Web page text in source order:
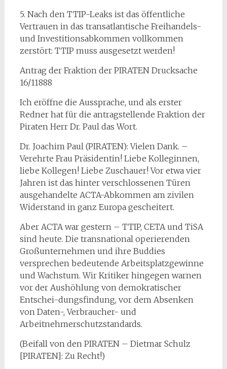
5. Nach den TTIP-Leaks ist das öffentliche
Vertrauen in das transatlantische Freihandels-
und Investitionsabkommen vollkommen
zerstört: TTIP muss ausgesetzt werden!
Antrag der Fraktion der PIRATEN Drucksache
16/11888
Ich eröffne die Aussprache, und als erster
Redner hat für die antragstellende Fraktion der
Piraten Herr Dr. Paul das Wort.
Dr. Joachim Paul (PIRATEN): Vielen Dank. –
Verehrte Frau Präsidentin! Liebe Kolleginnen,
liebe Kollegen! Liebe Zuschauer! Vor etwa vier
Jahren ist das hinter verschlossenen Türen
ausgehandelte ACTA-Abkommen am zivilen
Widerstand in ganz Europa gescheitert.
Aber ACTA war gestern – TTIP, CETA und TiSA
sind heute. Die transnational operierenden
Großunternehmen und ihre Buddies
versprechen bedeutende Arbeitsplatzgewinne
und Wachstum. Wir Kritiker hingegen warnen
vor der Aushöhlung von demokratischer
Entschei-dungsfindung, vor dem Absenken
von Daten-, Verbraucher- und
Arbeitnehmerschutzstandards.
(Beifall von den PIRATEN – Dietmar Schulz
[PIRATEN]: Zu Recht!)